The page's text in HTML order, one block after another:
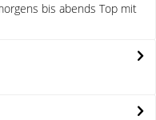
bis abends Top mit